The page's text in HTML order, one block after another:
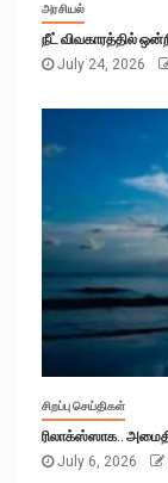
அரசியல்
நீட் விவகாரத்தில்
July 24, 2026
சிறப்பு செய்திகள்
ரிலாக்ஸ்ஸாக..
July 6, 2026